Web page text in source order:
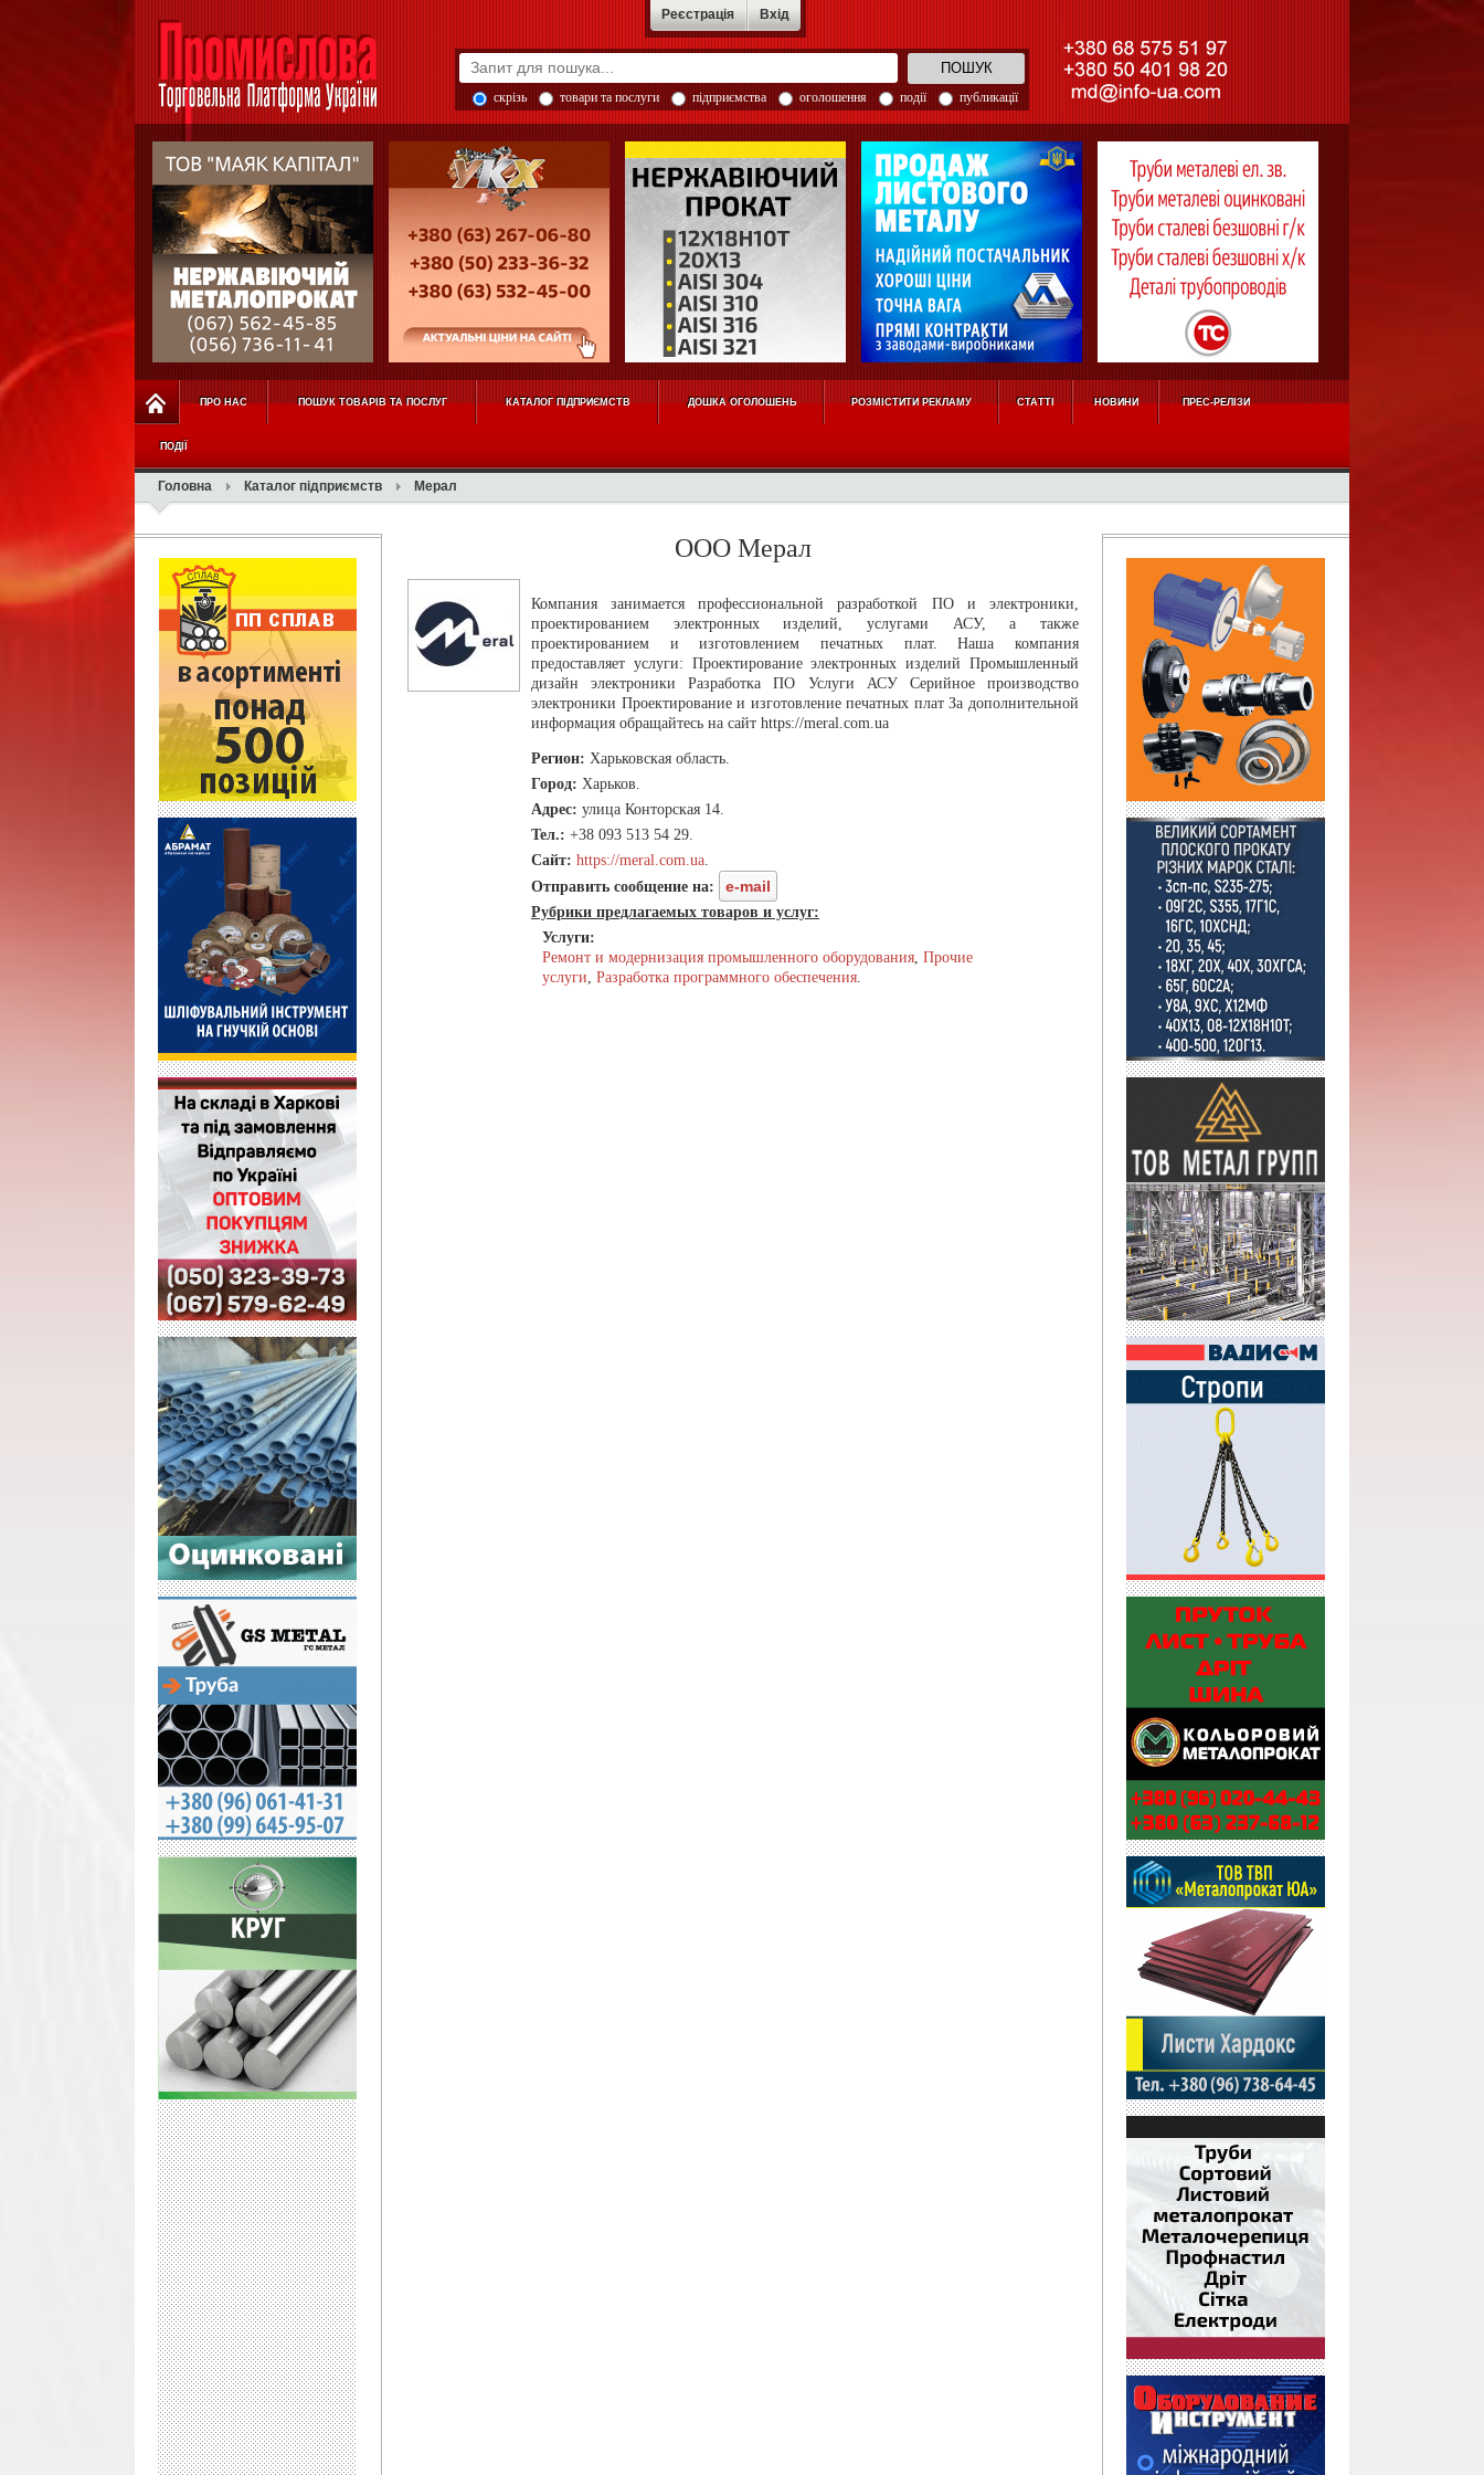
Реєстрація Вхід
скрізь товари та послуги підприємства оголошення події публикації
ПРО НАС ПОШУК ТОВАРІВ ТА ПОСЛУГ КАТАЛОГ ПІДПРИЄМСТВ ДОШКА ОГОЛОШЕНЬ РОЗМІСТИТИ РЕКЛАМУ СТАТТІ НОВИНИ ПРЕС-РЕЛІЗИ
ПОДІЇ
Головна Каталог підприємств Мерал
ООО Мерал
Компания занимается профессиональной разработкой ПО и электроники,
проектированием электронных изделий, услугами АСУ, а также
проектированием и изготовлением печатных плат. Наша компания
предоставляет услуги: Проектирование электронных изделий Промышленный
дизайн электроники Разработка ПО Услуги АСУ Серийное производство
электроники Проектирование и изготовление печатных плат За дополнительной
информация обращайтесь на сайт https://meral.com.ua
Регион: Харьковская область.
Город: Харьков.
Адрес: улица Конторская 14.
Тел.: +38 093 513 54 29.
Сайт: https://meral.com.ua.
Отправить сообщение на:
e-mail
Рубрики предлагаемых товаров и услуг:
Услуги:
Ремонт и модернизация промышленного оборудования, Прочие
услуги, Разработка программного обеспечения.